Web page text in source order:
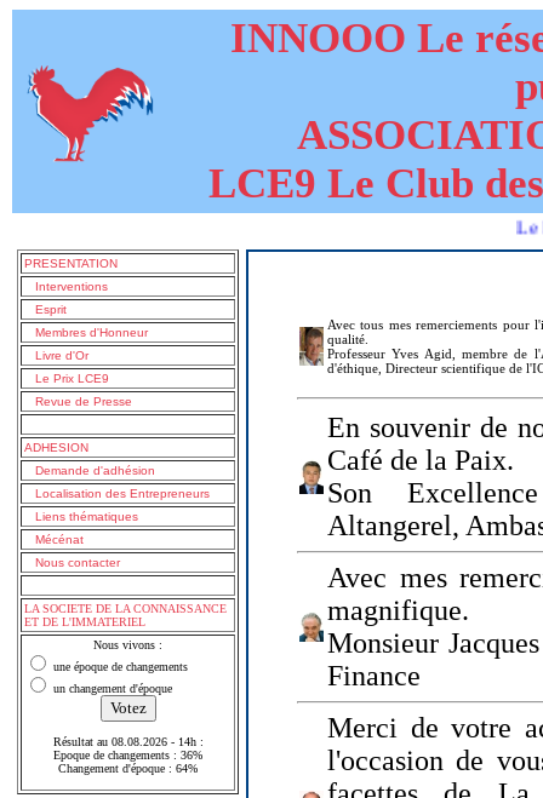
INNOOO Le
LCE9 Le Club
Le livre de
PRESENTATION
Interventions
Esprit
Membres d'Honneur
Livre d'Or
Le Prix LCE9
Revue de Presse
ADHESION
Demande d'adhésion
Localisation des Entrepreneurs
Liens thématiques
Mécénat
Nous contacter
LA SOCIETE DE LA CONNAISSANCE
ET DE L'IMMATERIEL
Nous vivons :
une époque de changements
un changement d'époque
Résultat au 08.08.2026 - 14h :
Epoque de changements : 36%
Changement d'époque : 64%
Avec tous mes remerciements pour
qualité.
Professeur Yves Agid, membre de
d'éthique, Directeur scientifique de
En souvenir de
Café de la Paix.
Son
Altangerel,
Avec mes
magnifique.
Monsieur
Finance
Merci de votre
l'occasion de